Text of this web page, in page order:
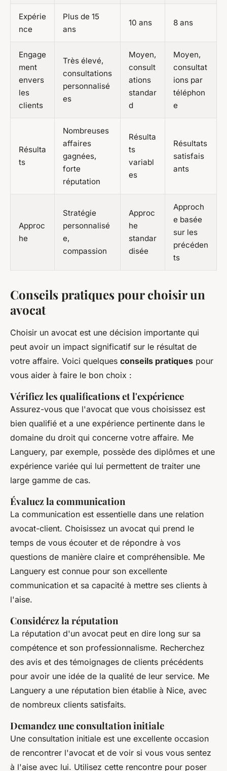
Expérie
nce
Plus de 15
ans
10 ans 8 ans
Engage
ment
envers
les
clients
Très élevé,
consultations
personnalisé
es
Moyen,
consult
ations
standar
d
Moyen,
consultat
ions par
téléphon
e
Résulta
ts
Nombreuses
affaires
gagnées,
forte
réputation
Résulta
ts
variabl
es
Résultats
satisfais
ants
Approc
he
Stratégie
personnalisé
e,
compassion
Approc
he
standar
disée
Approch
e basée
sur les
précéden
ts
Conseils pratiques pour choisir un
avocat
Choisir un avocat est une décision importante qui
peut avoir un impact significatif sur le résultat de
votre affaire. Voici quelques conseils pratiques pour
vous aider à faire le bon choix :
Vérifiez les qualifications et l'expérience
Assurez-vous que l'avocat que vous choisissez est
bien qualifié et a une expérience pertinente dans le
domaine du droit qui concerne votre affaire. Me
Languery, par exemple, possède des diplômes et une
expérience variée qui lui permettent de traiter une
large gamme de cas.
Évaluez la communication
La communication est essentielle dans une relation
avocat-client. Choisissez un avocat qui prend le
temps de vous écouter et de répondre à vos
questions de manière claire et compréhensible. Me
Languery est connue pour son excellente
communication et sa capacité à mettre ses clients à
l'aise.
Considérez la réputation
La réputation d'un avocat peut en dire long sur sa
compétence et son professionnalisme. Recherchez
des avis et des témoignages de clients précédents
pour avoir une idée de la qualité de leur service. Me
Languery a une réputation bien établie à Nice, avec
de nombreux clients satisfaits.
Demandez une consultation initiale
Une consultation initiale est une excellente occasion
de rencontrer l'avocat et de voir si vous vous sentez
à l'aise avec lui. Utilisez cette rencontre pour poser